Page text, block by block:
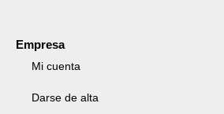
Empresa
Mi cuenta
Darse de alta